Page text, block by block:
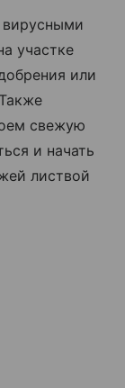
участке
или
свежую
и начать
листвой